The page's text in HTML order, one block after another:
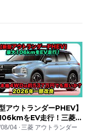
願いします！
・ご感想をぜひお
うにしましょう！
型アウトランダーPHEV】
をEV走行！三菱の
は約537万円でも買
04 三菱 アウトランダー